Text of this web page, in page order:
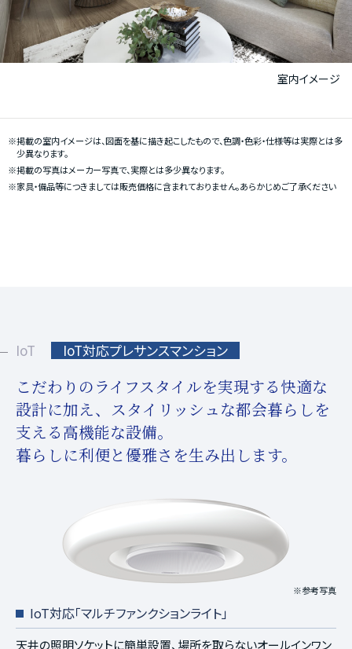
室内イメージ
※掲載の室内イメージは、図面を基に描き起こしたもので、色調・色彩・仕様等は実際とは多
少異なります。
※掲載の写真はメーカー写真で、実際とは多少異なります。
※家具・備品等につきましては販売価格に含まれておりません。あらかじめご了承ください
IoT IoT対応プレサンスマンション
こだわりのライフスタイルを実現する快適な
設計に加え、 スタイリッシュな都会暮らしを
支える高機能な設備。
暮らしに利便と優雅さを生み出します。
※参考写真
IoT対応「マルチファンクションライト」
天井の照明ソケットに簡単設置、場所を取らないオールインワン